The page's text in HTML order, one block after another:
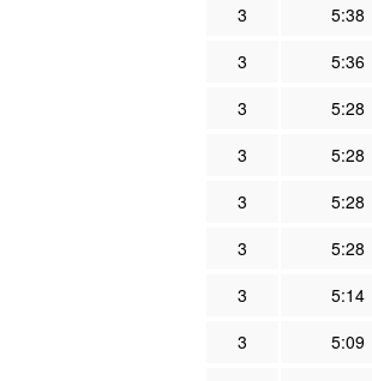
3
5:38
3
5:36
3
5:28
3
5:28
3
5:28
3
5:28
3
5:14
3
5:09